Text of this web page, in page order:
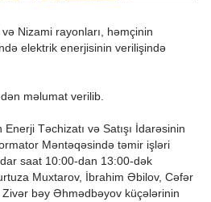
Nizami rayonları, həmçinin
elektrik enerjisinin verilişində
məlumat verilib.
Təchizatı və Satışı İdarəsinin
Məntəqəsində təmir işləri
saat 10:00-dan 13:00-dək
Muxtarov, İbrahim Əbilov, Cəfər
bəy Əhmədbəyov küçələrinin